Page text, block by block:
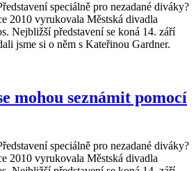
speciálně pro nezadané diváky?
2010 vyrukovala Městská divadla
Nejbližší představení se koná 14. září
jsme si o něm s Kateřinou Gardner.
mohou seznámit pomocí
speciálně pro nezadané diváky?
2010 vyrukovala Městská divadla